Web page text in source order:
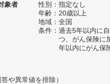
象者
性別：指定なし
年齢：20歳以上
地域：全国
条件：過去5年以内に
つ、がん保険に
年以内にがん保
や異常値を排除）